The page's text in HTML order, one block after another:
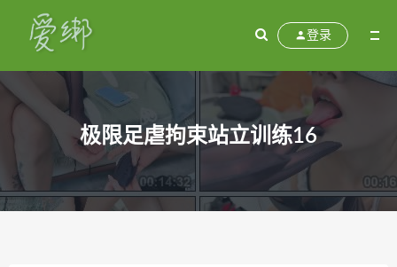
登录
极限足虐拘束站立训练16